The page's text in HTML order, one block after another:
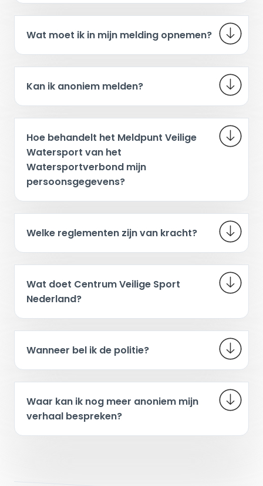
Wat moet ik in mijn melding opnemen?
Kan ik anoniem melden?
Hoe behandelt het Meldpunt Veilige
Watersport van het
Watersportverbond mijn
persoonsgegevens?
Welke reglementen zijn van kracht?
Wat doet Centrum Veilige Sport
Nederland?
Wanneer bel ik de politie?
Waar kan ik nog meer anoniem mijn
verhaal bespreken?